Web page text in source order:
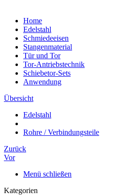
Home
Edelstahl
Schmiedeeisen
Stangenmaterial
Tür und Tor
Tor-Antriebstechnik
Schiebetor-Sets
Anwendung
Übersicht
Edelstahl
Rohre / Verbindungsteile
Zurück
Vor
Menü schließen
Kategorien